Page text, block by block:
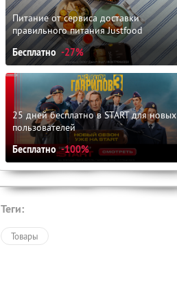
Питание от сервиса доставки
правильного питания Justfood
Бесплатно -27%
25 дней бесплатно в START для новых
пользователей
Бесплатно -100%
Теги:
Товары